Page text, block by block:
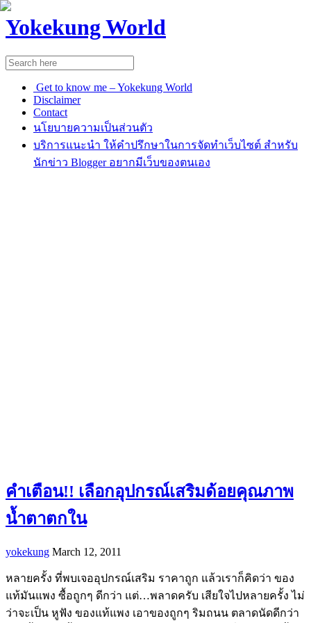
Yokekung World
Get to know me – Yokekung World
Disclaimer
Contact
นโยบายความเป็นส่วนตัว
บริการแนะนำ ให้คำปรึกษาในการจัดทำเว็บไซต์ สำหรับ
นักข่าว Blogger อยากมีเว็บของตนเอง
คำเตือน!! เลือกอุปกรณ์เสริมด้อยคุณภาพ
น้ำตาตกใน
yokekung March 12, 2011
หลายครั้ง ที่พบเจออุปกรณ์เสริม ราคาถูก แล้วเราก็คิดว่า ของ
แท้มันแพง ซื้อถูกๆ ดีกว่า แต่…พลาดครับ เสียใจไปหลายครั้ง ไม่
ว่าจะเป็น หูฟัง ของแท้แพง เอาของถูกๆ ริมถนน ตลาดนัดดีกว่า